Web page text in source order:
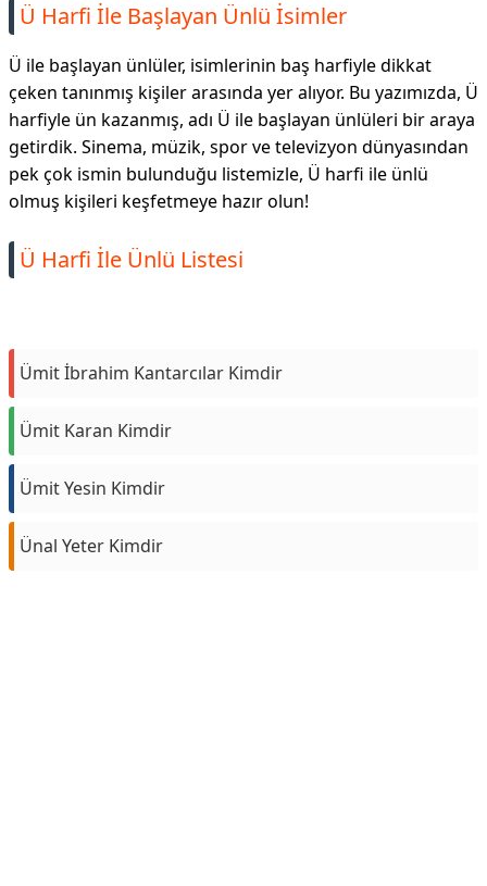
Ü Harfi İle Başlayan Ünlü İsimler
Ü ile başlayan ünlüler, isimlerinin baş harfiyle dikkat
çeken tanınmış kişiler arasında yer alıyor. Bu yazımızda, Ü
harfiyle ün kazanmış, adı Ü ile başlayan ünlüleri bir araya
getirdik. Sinema, müzik, spor ve televizyon dünyasından
pek çok ismin bulunduğu listemizle, Ü harfi ile ünlü
olmuş kişileri keşfetmeye hazır olun!
Ü Harfi İle Ünlü Listesi
Ümit İbrahim Kantarcılar Kimdir
Ümit Karan Kimdir
Ümit Yesin Kimdir
Ünal Yeter Kimdir